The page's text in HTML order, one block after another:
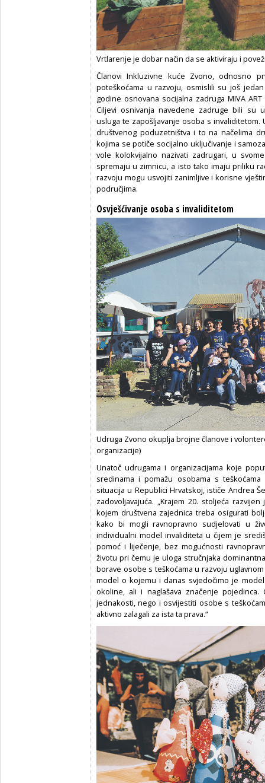
Vrtlarenje je dobar način da se aktiviraju i
Članovi Inkluzivne kuće Zvono, odnosno
poteškoćama u razvoju, osmislili su još
godine osnovana socijalna zadruga MIVA
Ciljevi osnivanja navedene zadruge bili su
usluga te zapošljavanje osoba s
društvenog poduzetništva i to na načelima
kojima se potiče socijalno uključivanje i
vole kolokvijalno nazivati zadrugari, u
spremaju u zimnicu, a isto tako imaju priliku
razvoju mogu usvojiti zanimljive i korisne
područjima.
Osvješćivanje osoba s invaliditetom
Udruga Zvono okuplja brojne članove i
organizacije)
Unatoč udrugama i organizacijama koje
sredinama i pomažu osobama s
situacija u Republici Hrvatskoj, ističe Andrea
zadovoljavajuća. „Krajem 20. stoljeća
kojem društvena zajednica treba osigurati
kako bi mogli ravnopravno sudjelovati u
individualni model invaliditeta u čijem je
pomoć i liječenje, bez mogućnosti
životu pri čemu je uloga stručnjaka
borave osobe s teškoćama u razvoju
model o kojemu i danas svjedočimo je
okoline, ali i naglašava značenje
jednakosti, nego i osvijestiti osobe s
aktivno zalagali za ista ta prava.“